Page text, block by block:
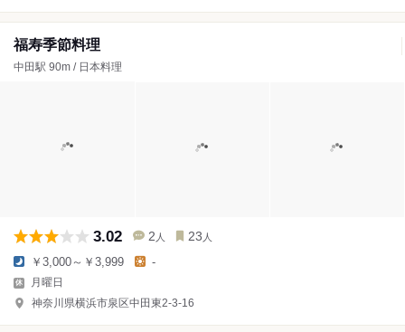
福寿季節料理
中田駅 90m / 日本料理
3.02 2 人 23 人
￥3,000～￥3,999 -
月曜日
神奈川県横浜市泉区中田東2-3-16